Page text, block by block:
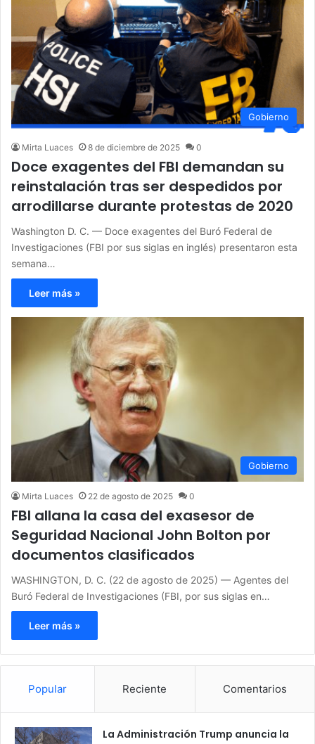
Gobierno
Mirta Luaces 8 de diciembre de 2025 0
Doce exagentes del FBI demandan su
reinstalación tras ser despedidos por
arrodillarse durante protestas de 2020
Washington D. C. — Doce exagentes del Buró Federal de
Investigaciones (FBI por sus siglas en inglés) presentaron esta
semana…
Leer más »
Gobierno
Mirta Luaces 22 de agosto de 2025 0
FBI allana la casa del exasesor de
Seguridad Nacional John Bolton por
documentos clasificados
WASHINGTON, D. C. (22 de agosto de 2025) — Agentes del
Buró Federal de Investigaciones (FBI, por sus siglas en…
Leer más »
Popular Reciente Comentarios
La Administración Trump anuncia la